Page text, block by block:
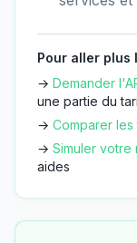
Pour aller plus
→ Demander
une partie du
→ Comparer les
→ Simuler votre
aides